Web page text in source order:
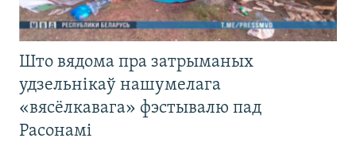
Што вядома пра затрыманых
удзельнікаў нашумелага
«вясёлкавага» фэстывалю пад
Расонамі